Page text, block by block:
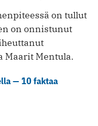
on tullut
on onnistunut
Maarit Mentula.
— 10 faktaa